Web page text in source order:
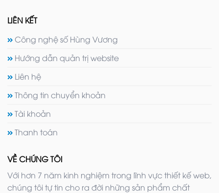
LIÊN KẾT
Công nghệ số Hùng Vương
Hướng dẫn quản trị website
Liên hệ
Thông tin chuyển khoản
Tài khoản
Thanh toán
VỀ CHÚNG TÔI
Với hơn 7 năm kinh nghiệm trong lĩnh vực thiết kế web,
chúng tôi tự tin cho ra đời những sản phẩm chất